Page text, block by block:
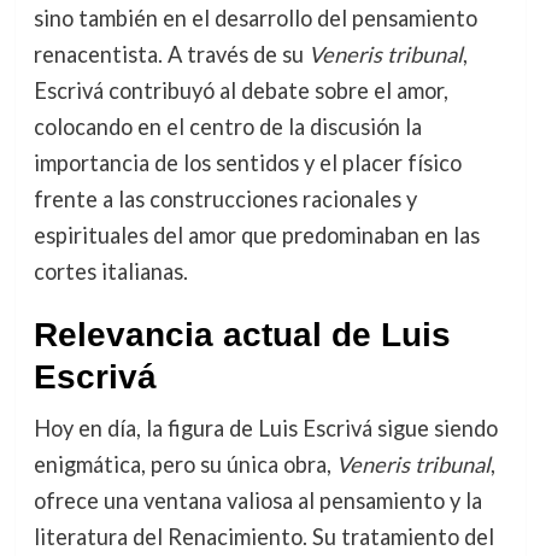
sino también en el desarrollo del pensamiento
renacentista. A través de su Veneris tribunal,
Escrivá contribuyó al debate sobre el amor,
colocando en el centro de la discusión la
importancia de los sentidos y el placer físico
frente a las construcciones racionales y
espirituales del amor que predominaban en las
cortes italianas.
Relevancia actual de Luis
Escrivá
Hoy en día, la figura de Luis Escrivá sigue siendo
enigmática, pero su única obra, Veneris tribunal,
ofrece una ventana valiosa al pensamiento y la
literatura del Renacimiento. Su tratamiento del